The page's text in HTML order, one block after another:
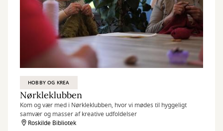
HOBBY OG KREA
Nørkleklubben
Kom og vær med i Nørkleklubben, hvor vi mødes til hyggeligt
samvær og masser af kreative udfoldelser
Roskilde Bibliotek